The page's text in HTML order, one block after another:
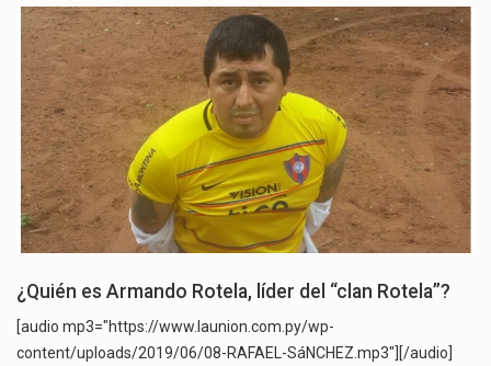
¿Quién es Armando Rotela, líder del “clan Rotela”?
[audio mp3="https://www.launion.com.py/wp-
content/uploads/2019/06/08-RAFAEL-SáNCHEZ.mp3"][/audio]